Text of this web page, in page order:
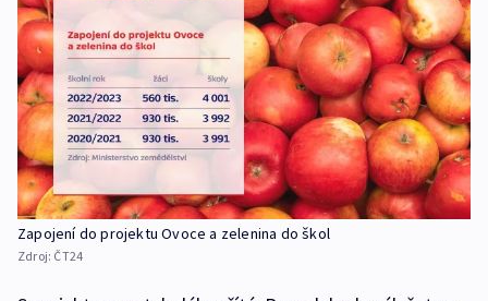
Zapojení do projektu Ovoce a zelenina do škol
Zdroj: ČT24